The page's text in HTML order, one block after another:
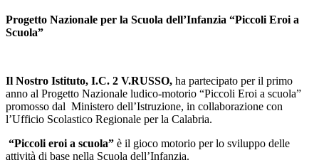
Progetto Nazionale per la Scuola dell’Infanzia “Piccoli Eroi a
Scuola”
Il Nostro Istituto, I.C. 2 V.RUSSO, ha partecipato per il primo
anno al Progetto Nazionale ludico-motorio “Piccoli Eroi a scuola”
promosso dal Ministero dell’Istruzione, in collaborazione con
l’Ufficio Scolastico Regionale per la Calabria.
“Piccoli eroi a scuola” è il gioco motorio per lo sviluppo delle
attività di base nella Scuola dell’Infanzia.